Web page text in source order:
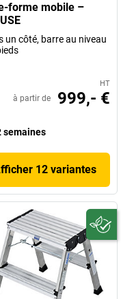
forme mobile –
un côté, barre au niveau
HT
à partir de 999,- €
semaines
12 variantes